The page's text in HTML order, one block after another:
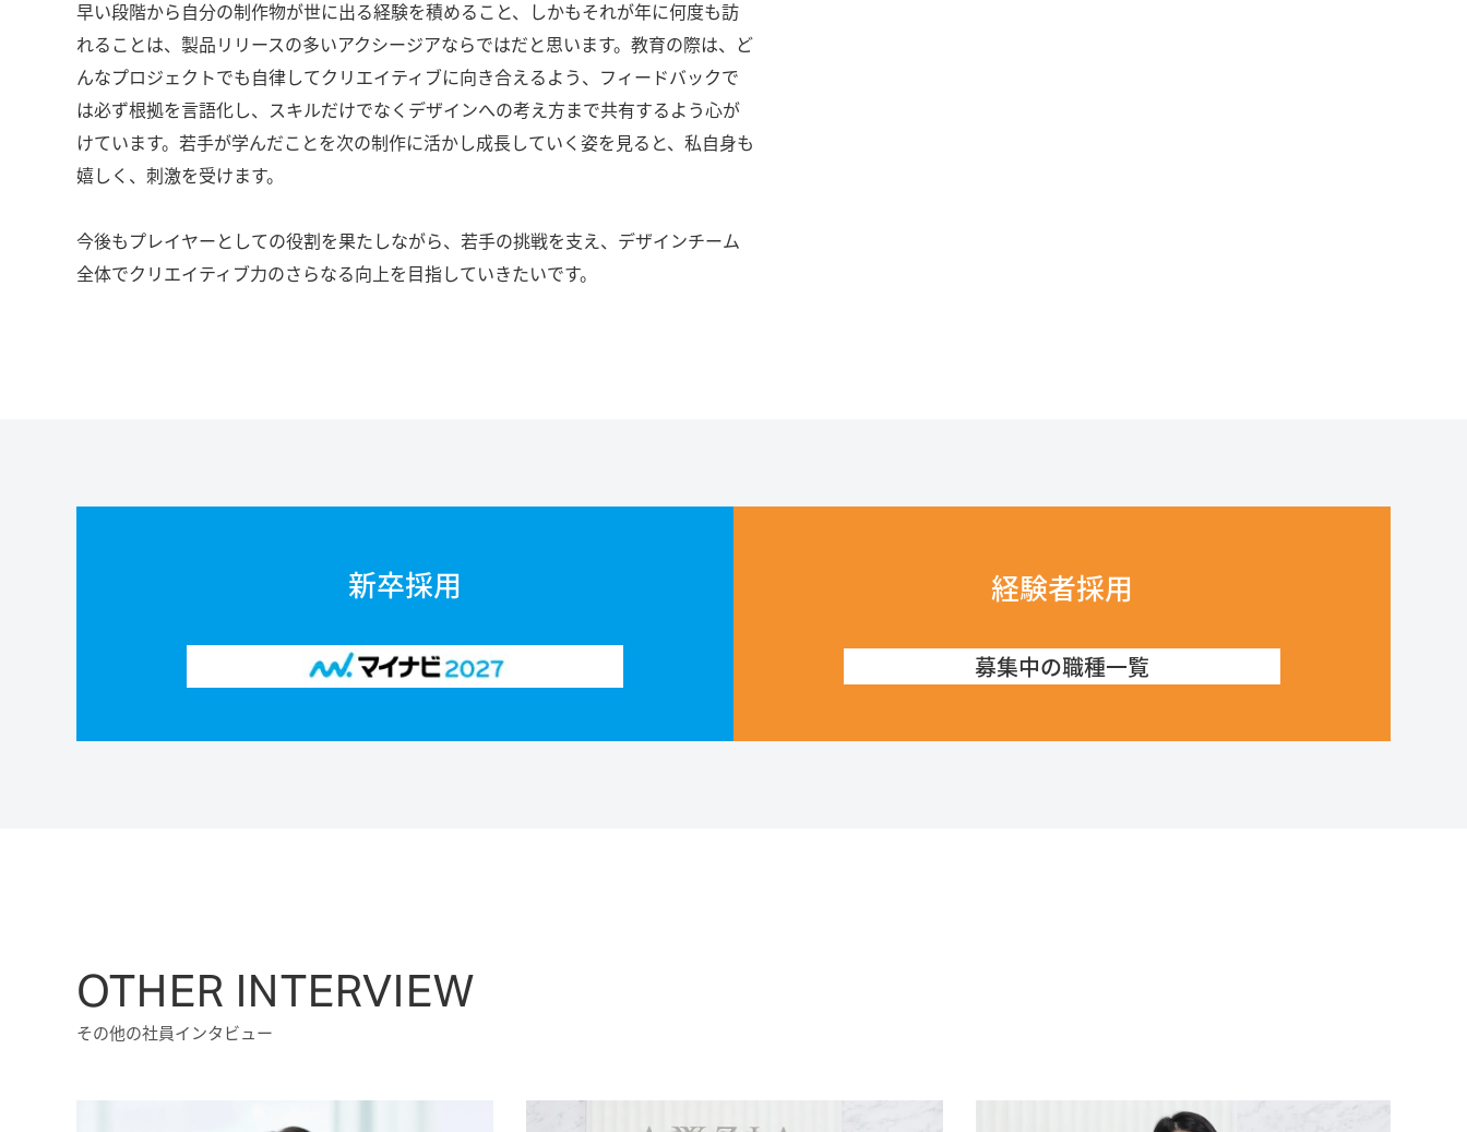
早い段階から自分の制作物が世に出る経験を積めること、しかもそれが年に何度も訪
れることは、製品リリースの多いアクシージアならではだと思います。教育の際は、ど
んなプロジェクトでも自律してクリエイティブに向き合えるよう、フィードバックで
は必ず根拠を言語化し、スキルだけでなくデザインへの考え方まで共有するよう心が
けています。若手が学んだことを次の制作に活かし成長していく姿を見ると、私自身も
嬉しく、刺激を受けます。
今後もプレイヤーとしての役割を果たしながら、若手の挑戦を支え、デザインチーム
全体でクリエイティブ力のさらなる向上を目指していきたいです。
新卒採用 経験者採用
募集中の職種一覧
OTHER INTERVIEW
その他の社員インタビュー